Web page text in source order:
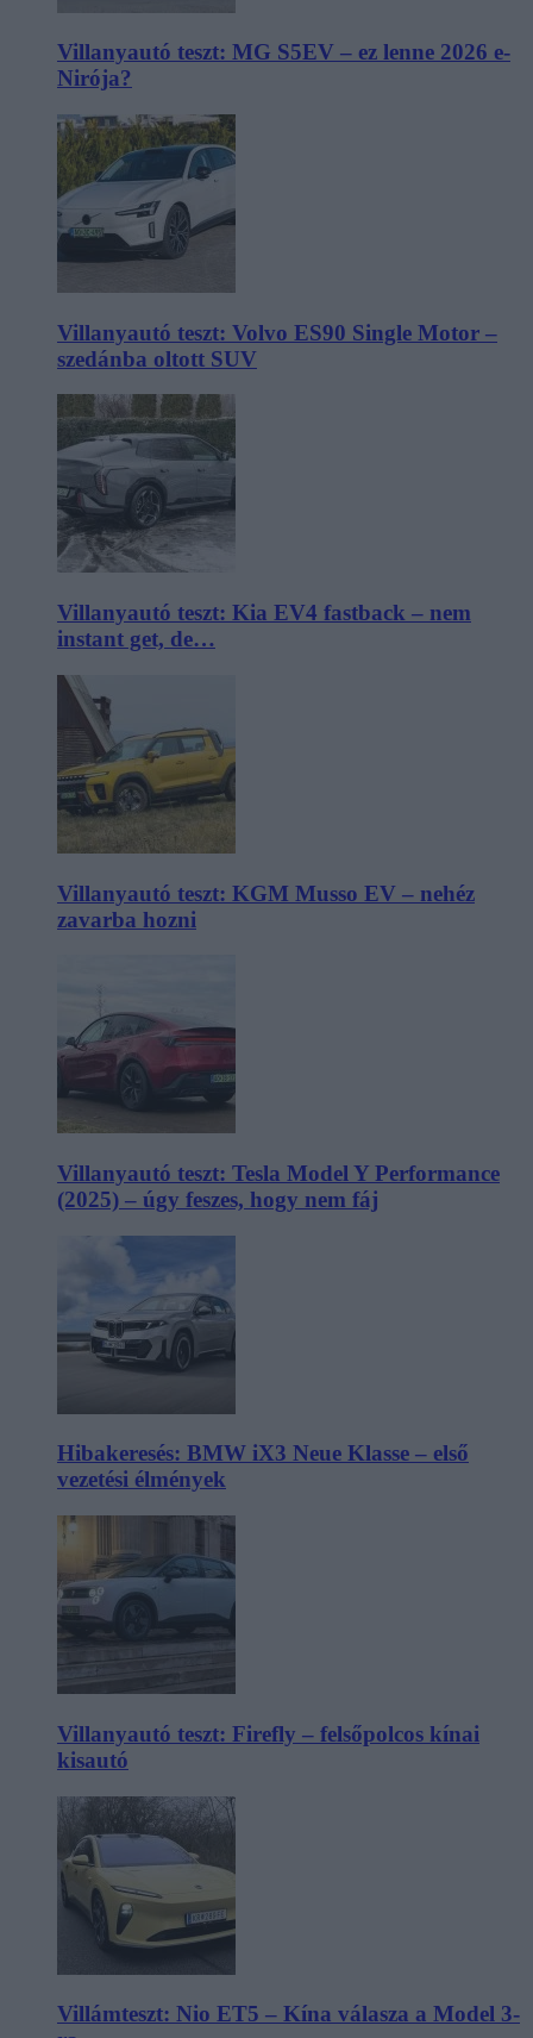
Villanyautó teszt: MG S5EV – ez lenne 2026 e-
Nirója?
Villanyautó teszt: Volvo ES90 Single Motor –
szedánba oltott SUV
Villanyautó teszt: Kia EV4 fastback – nem
instant get, de…
Villanyautó teszt: KGM Musso EV – nehéz
zavarba hozni
Villanyautó teszt: Tesla Model Y Performance
(2025) – úgy feszes, hogy nem fáj
Hibakeresés: BMW iX3 Neue Klasse – első
vezetési élmények
Villanyautó teszt: Firefly – felsőpolcos kínai
kisautó
Villámteszt: Nio ET5 – Kína válasza a Model 3-